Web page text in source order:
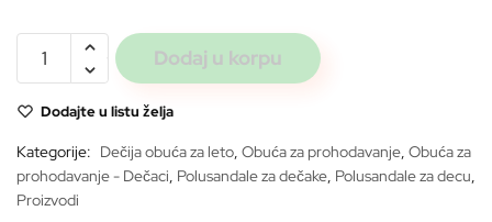
blue
479
količina
Dodaj u korpu
Dodajte u listu želja
Kategorije: Dečija obuća za leto, Obuća za prohodavanje, Obuća za
prohodavanje - Dečaci, Polusandale za dečake, Polusandale za decu,
Proizvodi